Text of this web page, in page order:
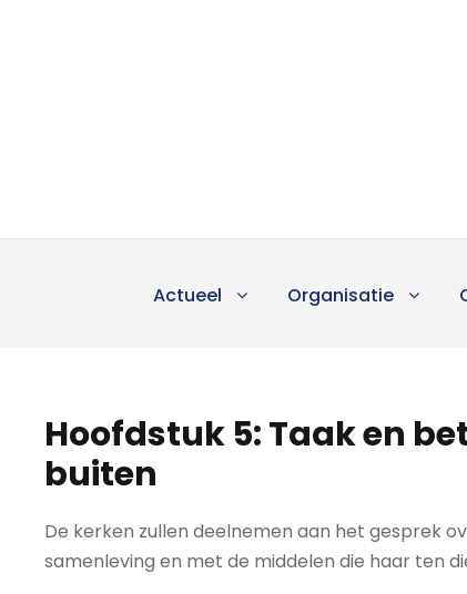
Actueel Organisatie
Hoofdstuk 5: Taak en
buiten
De kerken zullen deelnemen aan het gesprek
samenleving en met de middelen die haar ten